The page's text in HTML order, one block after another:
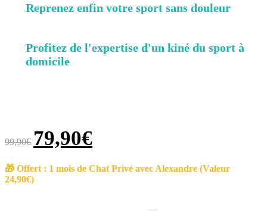
Reprenez enfin votre sport sans douleur
Profitez de l'expertise d'un kiné du sport à
domicile
99,90€ 79,90€
🎁 Offert : 1 mois de Chat Privé avec Alexandre (Valeur
24,90€)